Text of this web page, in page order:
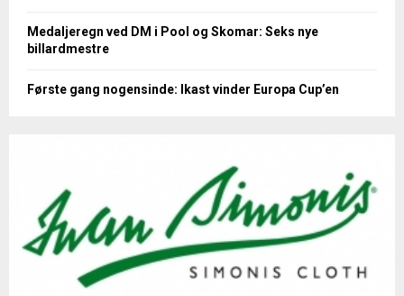
Medaljeregn ved DM i Pool og Skomar: Seks nye
billardmestre
Første gang nogensinde: Ikast vinder Europa Cup’en